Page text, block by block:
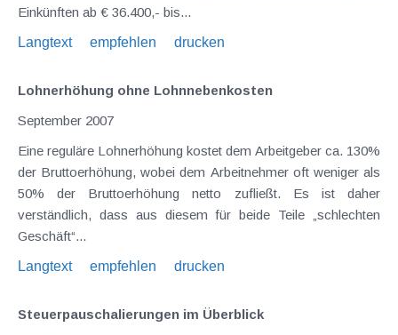
Einkünften ab € 36.400,- bis...
Langtext
empfehlen drucken
Lohnerhöhung ohne Lohnnebenkosten
September 2007
Eine reguläre Lohnerhöhung kostet dem Arbeitgeber ca. 130%
der Bruttoerhöhung, wobei dem Arbeitnehmer oft weniger als
50% der Bruttoerhöhung netto zufließt. Es ist daher
verständlich, dass aus diesem für beide Teile „schlechten
Geschäft“...
Langtext
empfehlen drucken
Steuerpauschalierungen im Überblick